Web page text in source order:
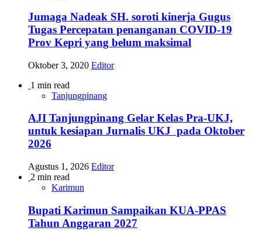
Jumaga Nadeak SH. soroti kinerja Gugus
Tugas Percepatan penanganan COVID-19
Prov Kepri yang belum maksimal
Oktober 3, 2020 Editor
1 min read
Tanjungpinang
AJI Tanjungpinang Gelar Kelas Pra-UKJ,
untuk kesiapan Jurnalis UKJ pada Oktober
2026
Agustus 1, 2026 Editor
2 min read
Karimun
Bupati Karimun Sampaikan KUA-PPAS
Tahun Anggaran 2027